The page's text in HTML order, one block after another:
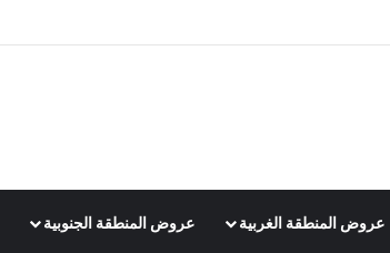
عروض المنطقة الغربية عروض المنطقة الجنوبية